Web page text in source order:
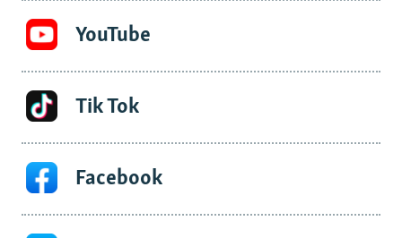
YouTube
Tik Tok
Facebook